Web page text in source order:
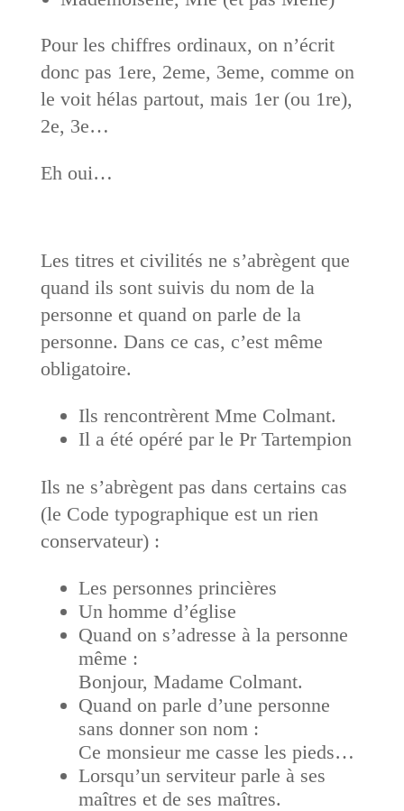
Pour les chiffres ordinaux, on n’écrit
donc pas 1ere, 2eme, 3eme, comme on
le voit hélas partout, mais 1er (ou 1re),
2e, 3e…
Eh oui…
Les titres et civilités ne s’abrègent que
quand ils sont suivis du nom de la
personne et quand on parle de la
personne. Dans ce cas, c’est même
obligatoire.
Ils rencontrèrent Mme Colmant.
Il a été opéré par le Pr Tartempion
Ils ne s’abrègent pas dans certains cas
(le Code typographique est un rien
conservateur) :
Les personnes princières
Un homme d’église
Quand on s’adresse à la personne
même :
Bonjour, Madame Colmant.
Quand on parle d’une personne
sans donner son nom :
Ce monsieur me casse les pieds…
Lorsqu’un serviteur parle à ses
maîtres et de ses maîtres.